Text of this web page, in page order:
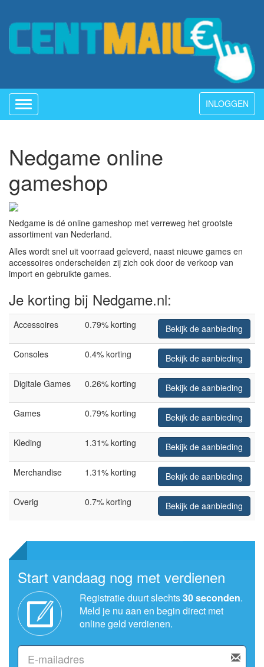
Toggle
navigation
INLOGGEN
Nedgame online
gameshop
Nedgame is dé online gameshop met verreweg het grootste
assortiment van Nederland.
Alles wordt snel uit voorraad geleverd, naast nieuwe games en
accessoires onderscheiden zij zich ook door de verkoop van
import en gebruikte games.
Je korting bij Nedgame.nl:
Accessoires 0.79% korting Bekijk de aanbieding
Consoles 0.4% korting Bekijk de aanbieding
Digitale Games 0.26% korting Bekijk de aanbieding
Games 0.79% korting Bekijk de aanbieding
Kleding 1.31% korting Bekijk de aanbieding
Merchandise 1.31% korting Bekijk de aanbieding
Overig 0.7% korting Bekijk de aanbieding
Start vandaag nog met verdienen
Registratie duurt slechts30 seconden.
Meld je nu aan en begin direct met
online geld verdienen.